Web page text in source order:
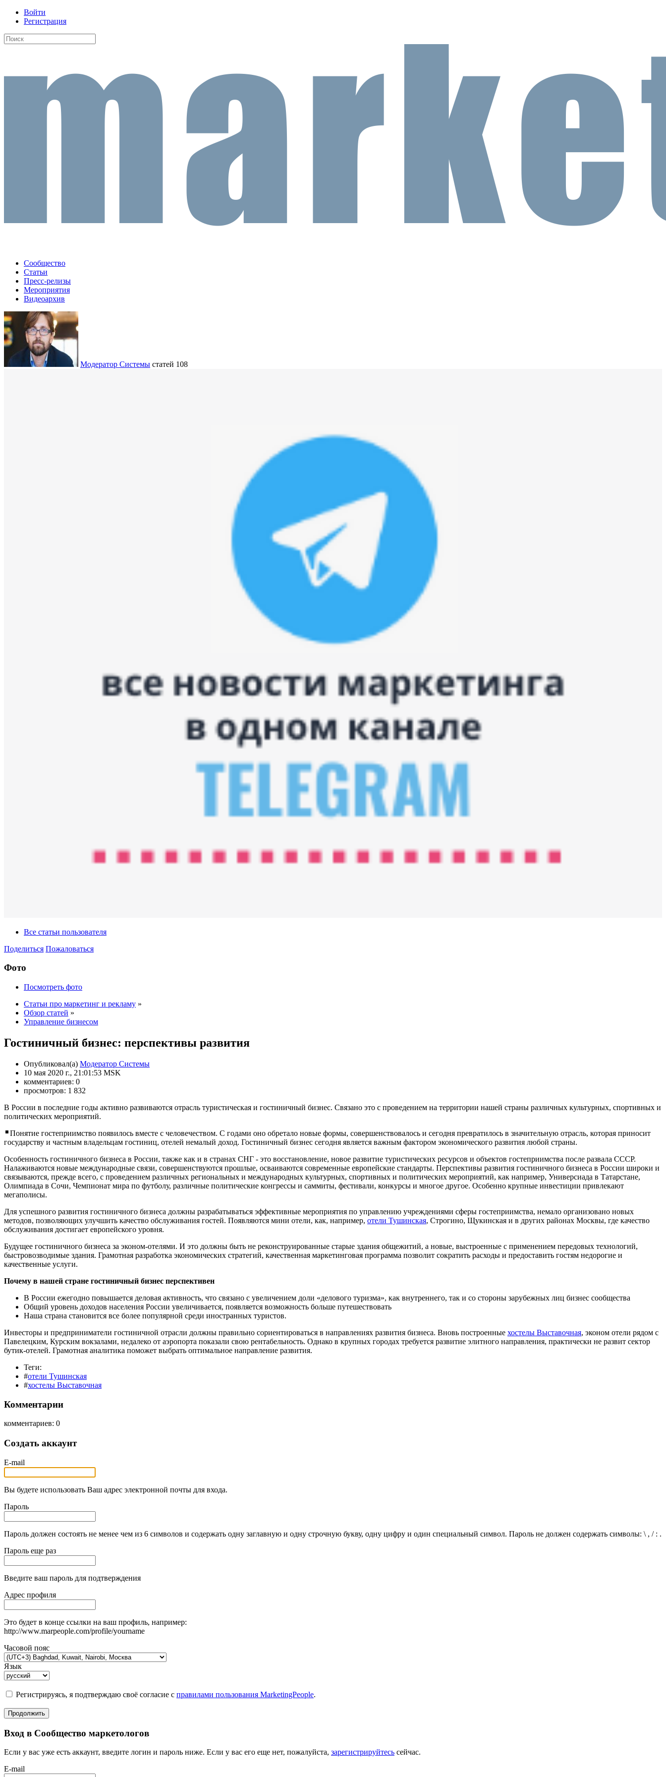
Войти
Регистрация
Сообщество
Статьи
Пресс-релизы
Мероприятия
Видеоархив
Модератор Системы статей 108
Все статьи пользователя
Поделиться Пожаловаться
Фото
Посмотреть фото
Статьи про маркетинг и рекламу »
Обзор статей »
Управление бизнесом
Гостиничный бизнес: перспективы развития
Опубликовал(а) Модератор Системы
10 мая 2020 г., 21:01:53 MSK
комментариев: 0
просмотров: 1 832
В России в последние годы активно развиваются отрасль туристическая и гостиничный бизнес. Связано это с проведением на территории нашей страны различных культурных, спортивных и
политических мероприятий.
Понятие гостеприимство появилось вместе с человечеством. С годами оно обретало новые формы, совершенствовалось и сегодня превратилось в значительную отрасль, которая приносит
государству и частным владельцам гостиниц, отелей немалый доход. Гостиничный бизнес сегодня является важным фактором экономического развития любой страны.
Особенность гостиничного бизнеса в России, также как и в странах СНГ - это восстановление, новое развитие туристических ресурсов и объектов гостеприимства после развала СССР.
Налаживаются новые международные связи, совершенствуются прошлые, осваиваются современные европейские стандарты. Перспективы развития гостиничного бизнеса в России широки и
связываются, прежде всего, с проведением различных региональных и международных культурных, спортивных и политических мероприятий, как например, Универсиада в Татарстане,
Олимпиада в Сочи, Чемпионат мира по футболу, различные политические конгрессы и саммиты, фестивали, конкурсы и многое другое. Особенно крупные инвестиции привлекают
мегаполисы.
Для успешного развития гостиничного бизнеса должны разрабатываться эффективные мероприятия по управлению учреждениями сферы гостеприимства, немало организовано новых
методов, позволяющих улучшить качество обслуживания гостей. Появляются мини отели, как, например, отели Тушинская, Строгино, Щукинская и в других районах Москвы, где качество
обслуживания достигает европейского уровня.
Будущее гостиничного бизнеса за эконом-отелями. И это должны быть не реконструированные старые здания общежитий, а новые, выстроенные с применением передовых технологий,
быстровозводимые здания. Грамотная разработка экономических стратегий, качественная маркетинговая программа позволит сократить расходы и предоставить гостям недорогие и
качественные услуги.
Почему в нашей стране гостиничный бизнес перспективен
В России ежегодно повышается деловая активность, что связано с увеличением доли «делового туризма», как внутреннего, так и со стороны зарубежных лиц бизнес сообщества
Общий уровень доходов населения России увеличивается, появляется возможность больше путешествовать
Наша страна становится все более популярной среди иностранных туристов.
Инвесторы и предприниматели гостиничной отрасли должны правильно сориентироваться в направлениях развития бизнеса. Вновь построенные хостелы Выставочная, эконом отели рядом с
Павелецким, Курским вокзалами, недалеко от аэропорта показали свою рентабельность. Однако в крупных городах требуется развитие элитного направления, практически не развит сектор
бутик-отелей. Грамотная аналитика поможет выбрать оптимальное направление развития.
Теги:
#отели Тушинская
#хостелы Выставочная
Комментарии
комментариев: 0
Создать аккаунт
E-mail
Вы будете использовать Ваш адрес электронной почты для входа.
Пароль
Пароль должен состоять не менее чем из 6 символов и содержать одну заглавную и одну строчную букву, одну цифру и один специальный символ. Пароль не должен содержать символы: \ , / : .
Пароль еще раз
Введите ваш пароль для подтверждения
Адрес профиля
Это будет в конце ссылки на ваш профиль, например:
http://www.marpeople.com/profile/yourname
Часовой пояс
Язык
Регистрируясь, я подтверждаю своё согласие с правилами пользования MarketingPeople.
Продолжить
Вход в Сообщество маркетологов
Если у вас уже есть аккаунт, введите логин и пароль ниже. Если у вас его еще нет, пожалуйста, зарегистрируйтесь сейчас.
E-mail